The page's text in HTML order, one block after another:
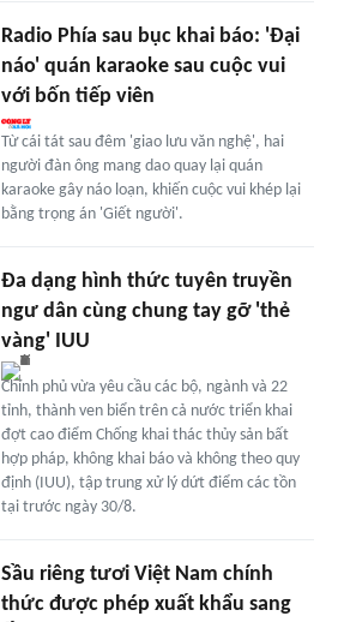
Radio Phía sau bục khai báo: 'Đại
náo' quán karaoke sau cuộc vui
với bốn tiếp viên
Từ cái tát sau đêm 'giao lưu văn nghệ', hai
người đàn ông mang dao quay lại quán
karaoke gây náo loạn, khiến cuộc vui khép lại
bằng trọng án 'Giết người'.
Đa dạng hình thức tuyên truyền
ngư dân cùng chung tay gỡ 'thẻ
vàng' IUU
Chính phủ vừa yêu cầu các bộ, ngành và 22
tỉnh, thành ven biển trên cả nước triển khai
đợt cao điểm Chống khai thác thủy sản bất
hợp pháp, không khai báo và không theo quy
định (IUU), tập trung xử lý dứt điểm các tồn
tại trước ngày 30/8.
Sầu riêng tươi Việt Nam chính
thức được phép xuất khẩu sang